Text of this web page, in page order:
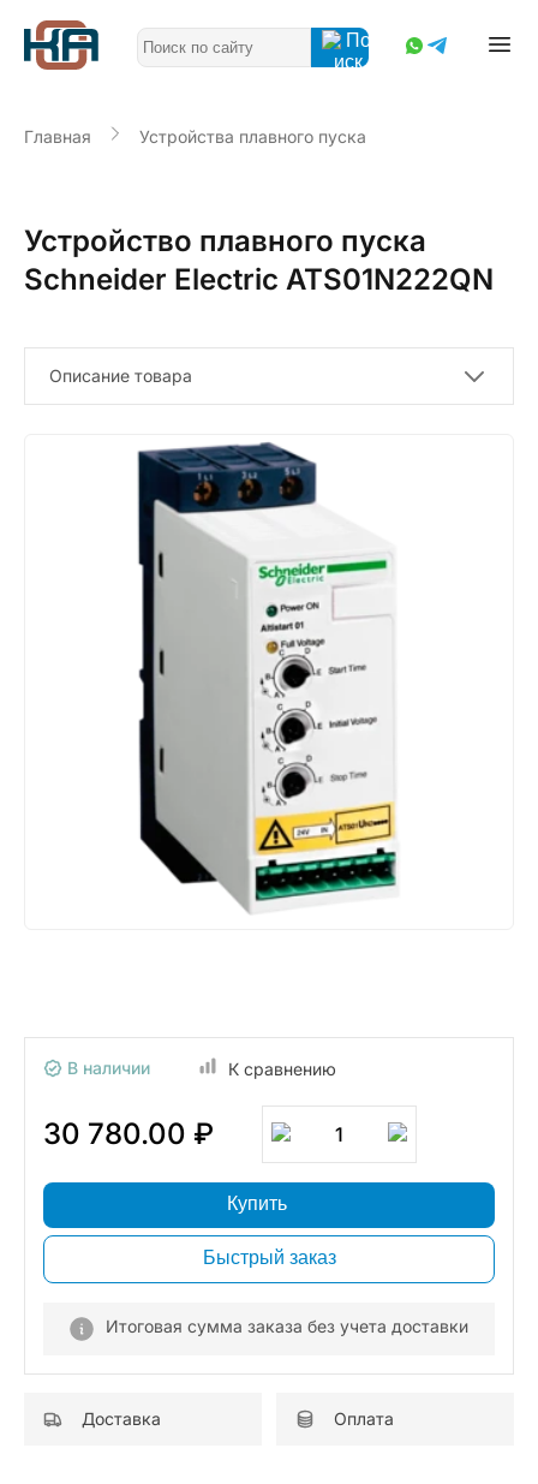
Главная Устройства плавного пуска
Устройство плавного пуска
Schneider Electric ATS01N222QN
Описание товара
В наличии К сравнению
30 780.00 ₽ 1
Купить
Быстрый заказ
Итоговая сумма заказа без учета доставки
Доставка Оплата